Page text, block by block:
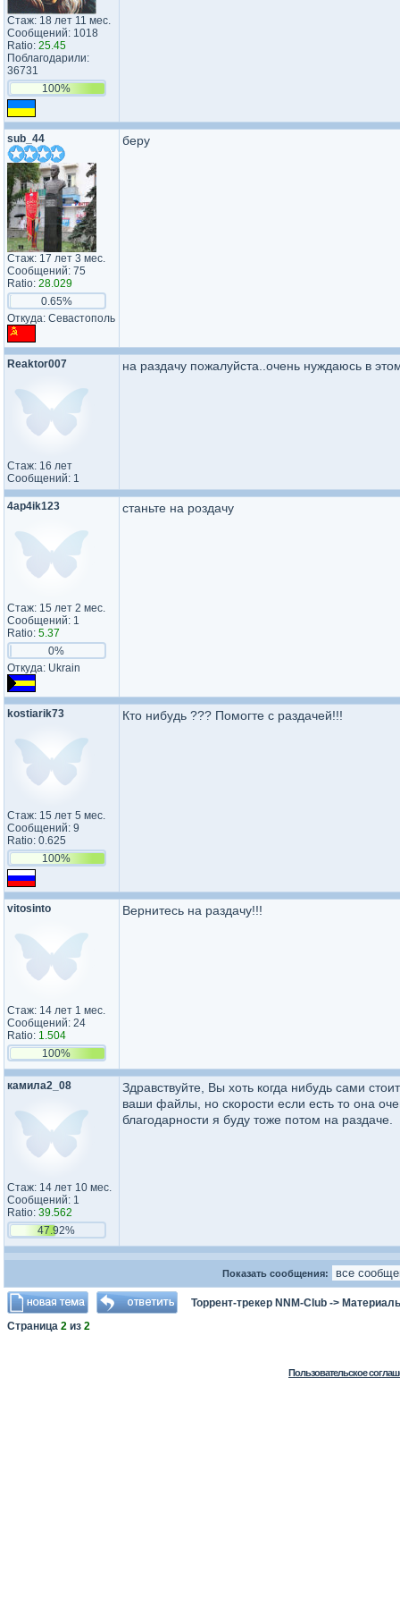
Стаж: 18 лет 11 мес.
Сообщений: 1018
Ratio: 25.45
Поблагодарили:
36731
100%
sub_44
Стаж: 17 лет 3 мес.
Сообщений: 75
Ratio: 28.029
0.65%
Откуда: Севастополь
беру
Reaktor007
Стаж: 16 лет
Сообщений: 1
на раздачу пожалуйста..очень нуждаюсь в
4ap4ik123
Стаж: 15 лет 2 мес.
Сообщений: 1
Ratio: 5.37
0%
Откуда: Ukrain
станьте на роздачу
kostiarik73
Стаж: 15 лет 5 мес.
Сообщений: 9
Ratio: 0.625
100%
Кто нибудь ??? Помогте с раздачей!!!
vitosinto
Стаж: 14 лет 1 мес.
Сообщений: 24
Ratio: 1.504
100%
Вернитесь на раздачу!!!
камила2_08
Стаж: 14 лет 10 мес.
Сообщений: 1
Ratio: 39.562
47.92%
Здравствуйте, Вы хоть когда нибудь сами
ваши файлы, но скорости если есть то она
благодарности я буду тоже потом на раздаче.
Показать сообщения:
Торрент-трекер NNM-Club ->
Страница 2 из 2
Пользовательское